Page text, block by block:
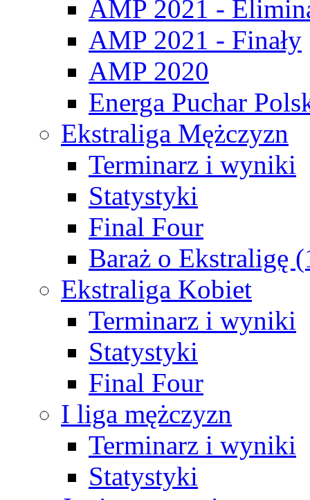
AMP 2021 -
AMP 2021 - Finały
AMP 2020
Energa Puchar
Ekstraliga Mężczyzn
Terminarz i wyniki
Statystyki
Final Four
Baraż o Ekstraligę
Ekstraliga Kobiet
Terminarz i wyniki
Statystyki
Final Four
I liga mężczyzn
Terminarz i wyniki
Statystyki